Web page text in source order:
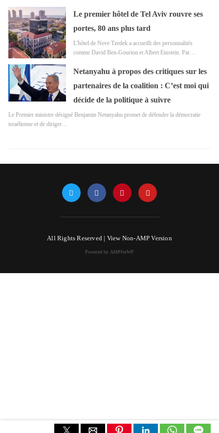
Le premier hôtel de Tel Aviv rouvre ses
portes, 80 ans plus tard
L'hôtel de Neve Tzedek a accueilli des personnalités
comme David Ben-Gourion et Albert Einstein. Par…
Netanyahu à propos des critiques sur les
partenaires de la coalition : C’est moi qui
décide de la politique à suivre
Le Premier ministre désigné Benjamin Netanyahu promet de défendre la démocratie
israélienne et de diriger…
All Rights Reserved | View Non-AMP Version
Powered by AMPforWP